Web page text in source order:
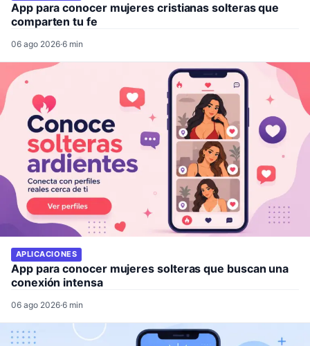
App para conocer mujeres cristianas solteras que
comparten tu fe
06 ago 2026·6 min
APLICACIONES
App para conocer mujeres solteras que buscan una
conexión intensa
06 ago 2026·6 min